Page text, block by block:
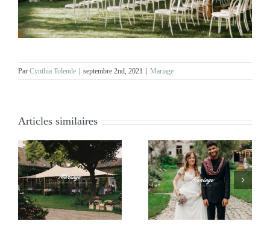
Par Cynthia Tolende septembre 2nd, 2021 Mariage
Articles similaires
Mariage – Margaux et
Jonas
Mariage – Carole et
Valentin